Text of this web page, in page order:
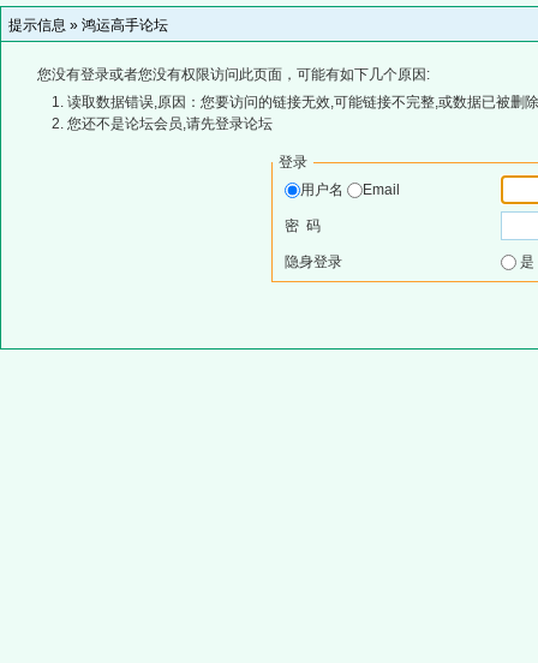
提示信息 » 鸿运高手论坛
您没有登录或者您没有权限访问此页面，可能有如下几个原因:
读取数据错误,原因：您要访问的链接无效,可能链接不完整,或数据已被删
您还不是论坛会员,请先登录论坛
登录
用户名
Email
密 码
隐身登录